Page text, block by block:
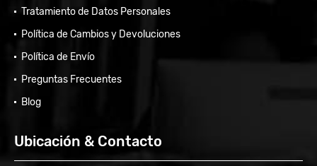
Tratamiento de Datos Personales
Política de Cambios y Devoluciones
Política de Envío
Preguntas Frecuentes
Blog
Ubicación & Contacto